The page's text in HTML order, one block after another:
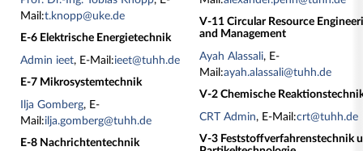
Mail:t.knopp@uke.de
E-6 Elektrische Energietechnik
Admin ieet, E-Mail:ieet@tuhh.de
E-7 Mikrosystemtechnik
Ilja Gomberg, E-
Mail:ilja.gomberg@tuhh.de
E-8 Nachrichtentechnik
V-11 Circular Resource
and Management
Ayah Alassali, E-
Mail:ayah.alassali@tuhh.de
V-2 Chemische
CRT Admin, E-Mail:crt@tuhh.de
V-3 Feststoffverfahrenstechnik